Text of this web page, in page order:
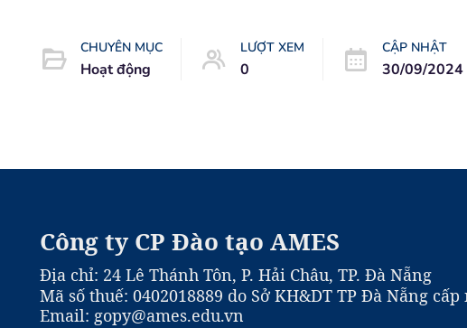
CHUYÊN MỤC
Hoạt động
LƯỢT XEM
0
CẬP NHẬT
30/09/2024
Công ty CP Đào tạo AMES
Địa chỉ: 24 Lê Thánh Tôn, P. Hải Châu, TP. Đà Nẵng
Mã số thuế: 0402018889 do Sở KH&DT TP Đà Nẵng cấp
Email: gopy@ames.edu.vn